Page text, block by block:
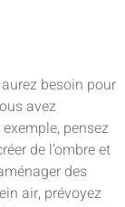
besoin pour
avez
pensez
de l’ombre et
des
air, prévoyez